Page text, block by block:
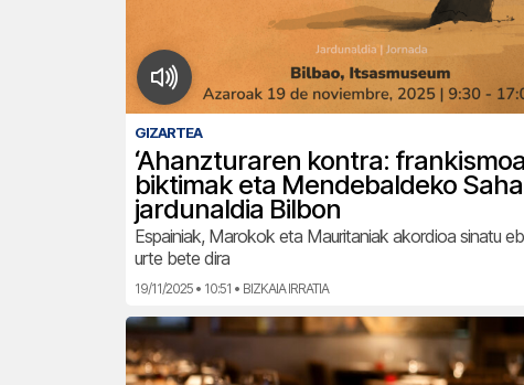
GIZARTEA
‘Ahanzturaren kontra:
biktimak eta Mendebaldeko
jardunaldia Bilbon
Espainiak, Marokok eta Mauritaniak akordioa sinatu
urte bete dira
19/11/2025 • 10:51 • BIZKAIA IRRATIA